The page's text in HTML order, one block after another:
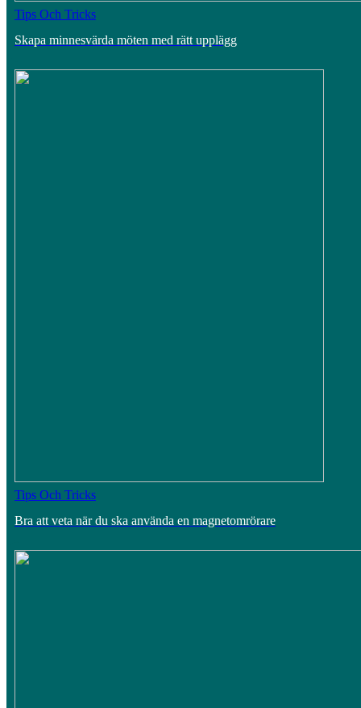
Tips Och Tricks
Skapa minnesvärda möten med rätt upplägg
Tips Och Tricks
Bra att veta när du ska använda en magnetomrörare